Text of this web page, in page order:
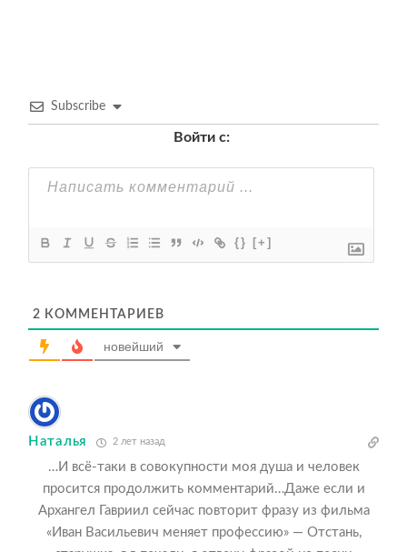
Subscribe
Войти с:
{} [+]
2 КОММЕНТАРИЕВ
новейший
Наталья 2 лет назад
…И всё-таки в совокупности моя душа и человек
просится продолжить комментарий…Даже если и
Архангел Гавриил сейчас повторит фразу из фильма
«Иван Васильевич меняет профессию» — Отстань,